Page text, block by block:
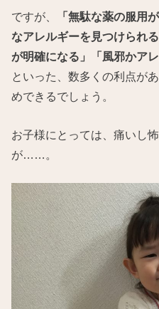
ですが、
「無駄な薬の服用
なアレルギーを見つけられ
が明確になる」「風邪かア
といった、数多くの利点が
めできるでしょう。
お子様にとっては、痛いし
が……。